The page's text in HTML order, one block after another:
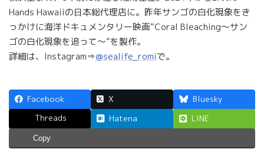
Hands Hawaiiの日本総代理店に。昨年サンゴの白化現象をき
っかけに海洋ドキュメンタリー映画“Coral Bleaching～サン
ゴの白化現象を追って～”を製作。
詳細は、Instagram⇒@sealife_romiで。
Facebook X
Bluesky
Threads
Hatena LINE
Copy